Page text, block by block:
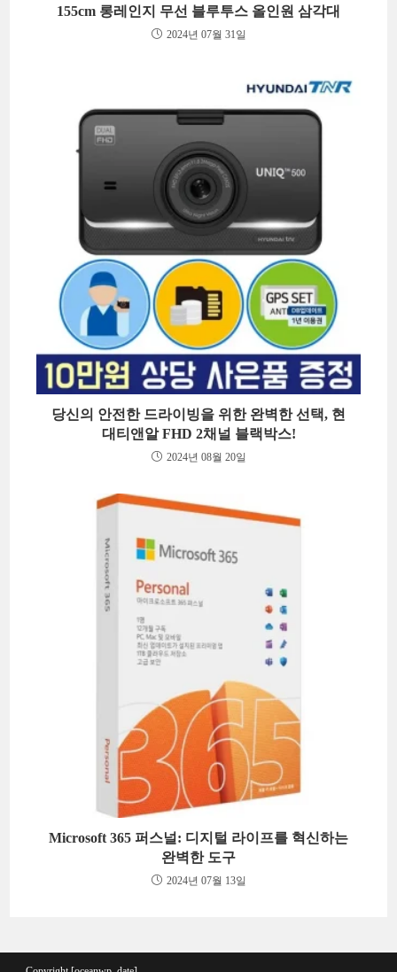
155cm 롱레인지 무선 블루투스 올인원 삼각대
2024년 07월 31일
당신의 안전한 드라이빙을 위한 완벽한 선택, 현
대티앤알 FHD 2채널 블랙박스!
2024년 08월 20일
Microsoft 365 퍼스널: 디지털 라이프를 혁신하는
완벽한 도구
2024년 07월 13일